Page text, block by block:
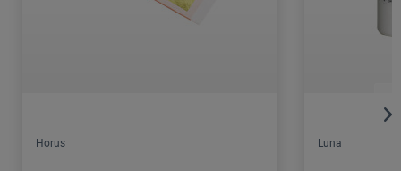
Horus Luna